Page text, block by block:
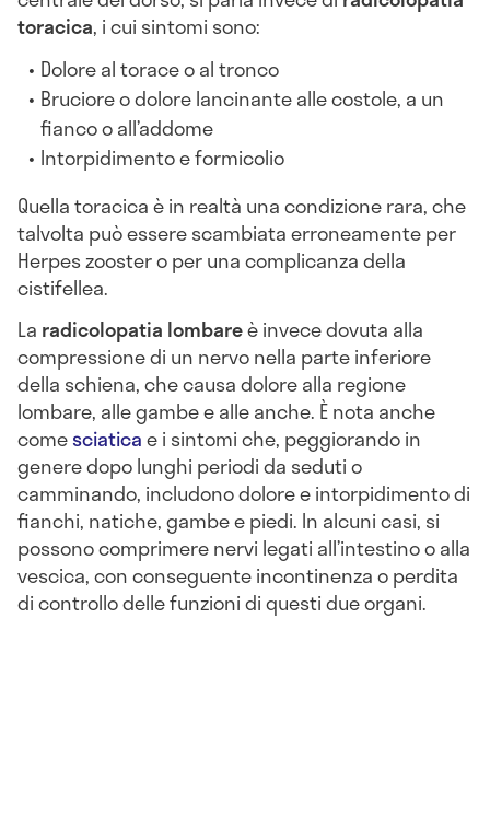
toracica, i cui sintomi sono:
Dolore al torace o al tronco
Bruciore o dolore lancinante alle costole, a un
fianco o all’addome
Intorpidimento e formicolio
Quella toracica è in realtà una condizione rara, che
talvolta può essere scambiata erroneamente per
Herpes zooster o per una complicanza della
cistifellea.
La radicolopatia lombareè invece dovuta alla
compressione di un nervo nella parte inferiore
della schiena, che causa dolore alla regione
lombare, alle gambe e alle anche. È nota anche
comesciaticae i sintomi che, peggiorando in
genere dopo lunghi periodi da seduti o
camminando, includono dolore e intorpidimento di
fianchi, natiche, gambe e piedi. In alcuni casi, si
possono comprimere nervi legati all’intestino o alla
vescica, con conseguente incontinenza o perdita
di controllo delle funzioni di questi due organi.